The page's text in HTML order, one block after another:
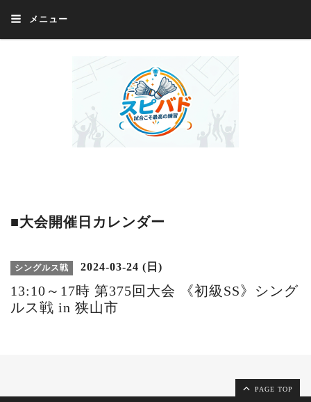
メニュー
■大会開催日カレンダー
シングルス戦 2024-03-24 (日)
13:10～17時 第375回大会 《初級SS》シング
ルス戦 in 狭山市
PAGE TOP